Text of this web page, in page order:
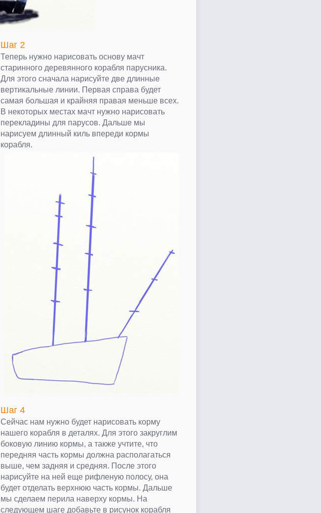
Шаг 2
Теперь нужно нарисовать основу мачт
старинного деревянного корабля парусника.
Для этого сначала нарисуйте две длинные
вертикальные линии. Первая справа будет
самая большая и крайняя правая меньше всех.
В некоторых местах мачт нужно нарисовать
перекладины для парусов. Дальше мы
нарисуем длинный киль впереди кормы
корабля.
Шаг 4
Сейчас нам нужно будет нарисовать корму
нашего корабля в деталях. Для этого закруглим
боковую линию кормы, а также учтите, что
передняя часть кормы должна располагаться
выше, чем задняя и средняя. После этого
нарисуйте на ней еще рифленую полосу, она
будет отделать верхнюю часть кормы. Дальше
мы сделаем перила наверху кормы. На
следующем шаге добавьте в рисунок корабля